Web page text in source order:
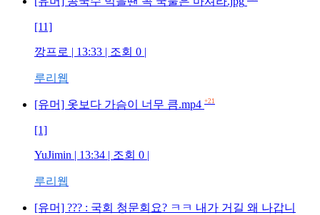
[11]
깡프로 | 13:33 | 조회 0 |
루리웹
[유머] 옷보다 가슴이 너무 큼.mp4 +21
[1]
YuJimin | 13:34 | 조회 0 |
루리웹
[유머] ??? : 국회 청문회요? ㅋㅋ 내가 거길 왜 나갑니